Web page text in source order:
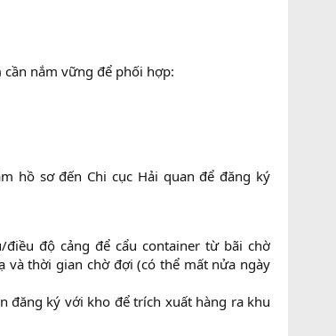
nắm vững để phối hợp:
hồ sơ đến Chi cục Hải quan để đăng ký
độ cảng để cẩu container từ bãi chờ
và thời gian chờ đợi (có thể mất nửa ngày
đăng ký với kho để trích xuất hàng ra khu